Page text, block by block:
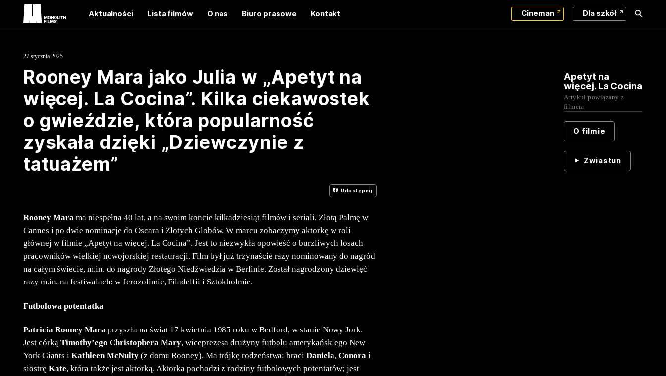
Aktualności Lista filmów O nas Biuro prasowe Kontakt Cineman Dla szkół
27 stycznia 2025
Rooney Mara jako Julia w „Apetyt na
więcej. La Cocina”. Kilka ciekawostek
o gwieździe, która popularność
zyskała dzięki „Dziewczynie z
tatuażem”
Udostępnij
Rooney Mara ma niespełna 40 lat, a na swoim koncie kilkadziesiąt filmów i seriali, Złotą Palmę w
Cannes i po dwie nominacje do Oscara i Złotych Globów. W marcu zobaczymy aktorkę w roli
głównej w filmie „Apetyt na więcej. La Cocina”. Jest to niezwykła opowieść o burzliwych losach
pracowników wielkiej nowojorskiej restauracji. Film był już trzynaście razy nominowany do nagród
na całym świecie, m.in. do nagrody Złotego Niedźwiedzia w Berlinie. Został nagrodzony dziewięć
razy m.in. na festiwalach: w Jerozolimie, Filadelfii i Sztokholmie.
Futbolowa potentatka
Patricia Rooney Maraprzyszła na świat 17 kwietnia 1985 roku w Bedford, w stanie Nowy Jork.
Jest córką Timothy’ego Christophera Mary, wiceprezesa drużyny futbolu amerykańskiego New
York Giants i Kathleen McNulty(z domu Rooney). Ma trójkę rodzeństwa: braci Daniela, Conorai
siostrę Kate, która także jest aktorką. Aktorka pochodzi z rodziny futbolowych potentatów; jest
Apetyt na
więcej. La Cocina
Artykuł powiązany z
filmem
O filmie
Zwiastun